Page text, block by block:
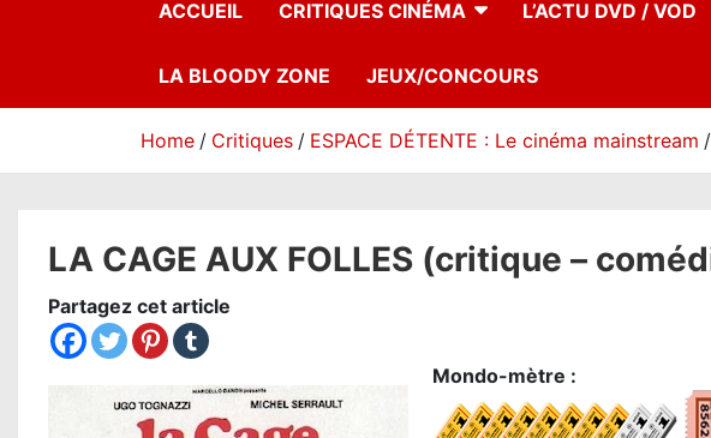
ACCUEIL CRITIQUES CINÉMA L’ACTU DVD / VOD
LA BLOODY ZONE JEUX/CONCOURS
Home Critiques ESPACE DÉTENTE : Le cinéma mainstream
LA CAGE AUX FOLLES (critique –
Partagez cet article
Mondo-mètre :